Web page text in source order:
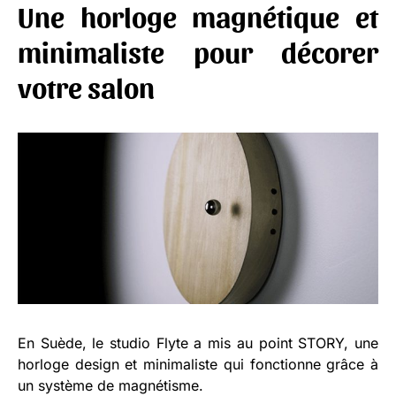
Une horloge magnétique et
minimaliste pour décorer
votre salon
En Suède, le studio Flyte a mis au point STORY, une
horloge design et minimaliste qui fonctionne grâce à
un système de magnétisme.